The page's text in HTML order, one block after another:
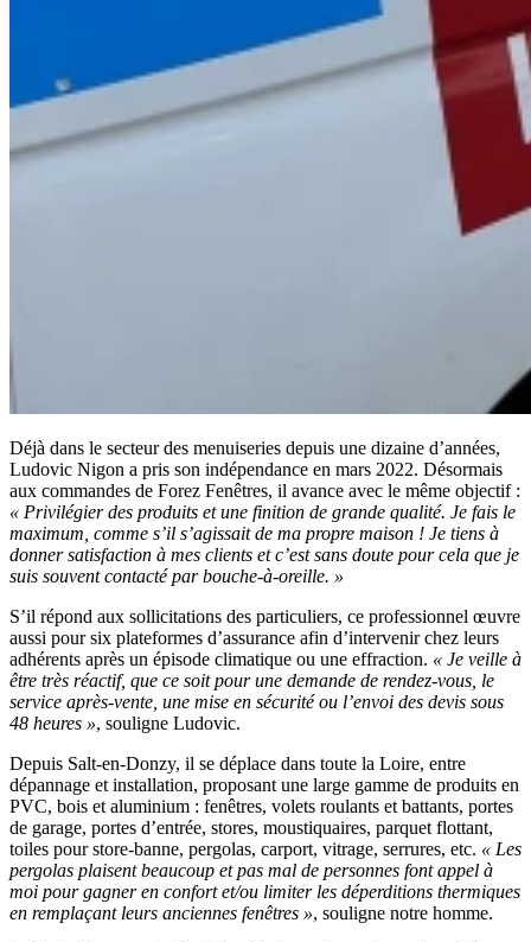
Déjà dans le secteur des menuiseries depuis une dizaine d’années,
Ludovic Nigon a pris son indépendance en mars 2022. Désormais
aux commandes de Forez Fenêtres, il avance avec le même objectif :
« Privilégier des produits et une finition de grande qualité. Je fais le
maximum, comme s’il s’agissait de ma propre maison ! Je tiens à
donner satisfaction à mes clients et c’est sans doute pour cela que je
suis souvent contacté par bouche-à-oreille. »
S’il répond aux sollicitations des particuliers, ce professionnel œuvre
aussi pour six plateformes d’assurance afin d’intervenir chez leurs
adhérents après un épisode climatique ou une effraction. « Je veille à
être très réactif, que ce soit pour une demande de rendez-vous, le
service après-vente, une mise en sécurité ou l’envoi des devis sous
48 heures », souligne Ludovic.
Depuis Salt-en-Donzy, il se déplace dans toute la Loire, entre
dépannage et installation, proposant une large gamme de produits en
PVC, bois et aluminium : fenêtres, volets roulants et battants, portes
de garage, portes d’entrée, stores, moustiquaires, parquet flottant,
toiles pour store-banne, pergolas, carport, vitrage, serrures, etc. « Les
pergolas plaisent beaucoup et pas mal de personnes font appel à
moi pour gagner en confort et/ou limiter les déperditions thermiques
en remplaçant leurs anciennes fenêtres », souligne notre homme.